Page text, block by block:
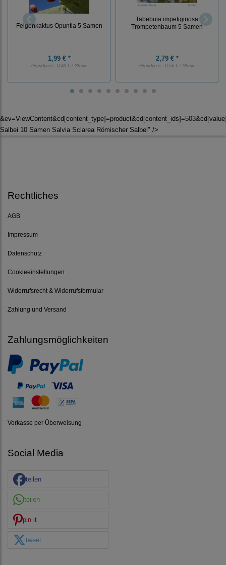
Feigenkaktus Opuntia 5 Samen
1,99 € *
Grundpreis: 0,40 € / Stück
Tabebuia impetiginosa
Trompetenbaum 5 Samen
2,79 € *
Grundpreis: 0,56 € / Stück
Salbei 10 Samen Salvia Sclarea Römischer Salbei" />
Rechtliches
AGB
Impressum
Datenschutz
Cookieeinstellungen
Widerrufsrecht & Widerrufsformular
Zahlung und Versand
Zahlungsmöglichkeiten
Vorkasse per Überweisung
Social Media
teilen
teilen
pin it
tweet